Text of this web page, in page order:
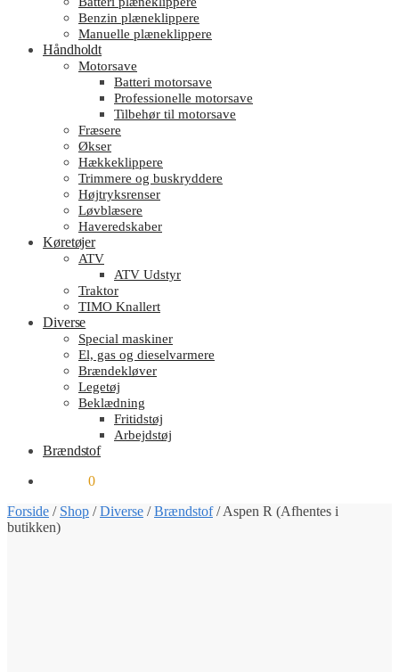
Benzin plæneklippere
Manuelle plæneklippere
Håndholdt
Motorsave
Batteri motorsave
Professionelle motorsave
Tilbehør til motorsave
Fræsere
Økser
Hækkeklippere
Trimmere og buskryddere
Højtryksrenser
Løvblæsere
Haveredskaber
Køretøjer
ATV
ATV Udstyr
Traktor
TIMO Knallert
Diverse
Special maskiner
El, gas og dieselvarmere
Brændekløver
Legetøj
Beklædning
Fritidstøj
Arbejdstøj
Brændstof
0
Forside / Shop /Diverse /Brændstof/Aspen R (Afhentes i
butikken)